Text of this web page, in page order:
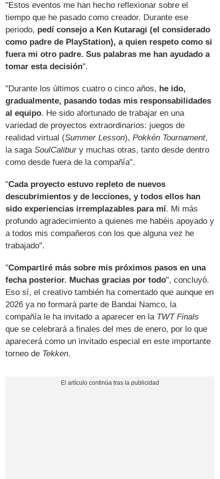
"Estos eventos me han hecho reflexionar sobre el
tiempo que he pasado como creador. Durante ese
periodo, pedí consejo a Ken Kutaragi (el considerado
como padre de PlayStation), a quien respeto como si
fuera mi otro padre. Sus palabras me han ayudado a
tomar esta decisión".
"Durante los últimos cuatro o cinco años, he ido,
gradualmente, pasando todas mis responsabilidades
al equipo. He sido afortunado de trabajar en una
variedad de proyectos extraordinarios: juegos de
realidad virtual (Summer Lesson),Pokkén Tournament,
la sagaSoulCalibury muchas otras, tanto desde dentro
como desde fuera de la compañía".
"Cada proyecto estuvo repleto de nuevos
descubrimientos y de lecciones, y todos ellos han
sido experiencias irremplazables para mí. Mi más
profundo agradecimiento a quienes me habéis apoyado y
a todos mis compañeros con los que alguna vez he
trabajado".
"Compartiré más sobre mis próximos pasos en una
fecha posterior. Muchas gracias por todo", concluyó.
Eso sí, el creativo también ha comentado que aunque en
2026 ya no formará parte de Bandai Namco, la
compañía le ha invitado a aparecer en la TWT Finals
que se celebrará a finales del mes de enero, por lo que
aparecerá como un invitado especial en este importante
torneo de Tekken.